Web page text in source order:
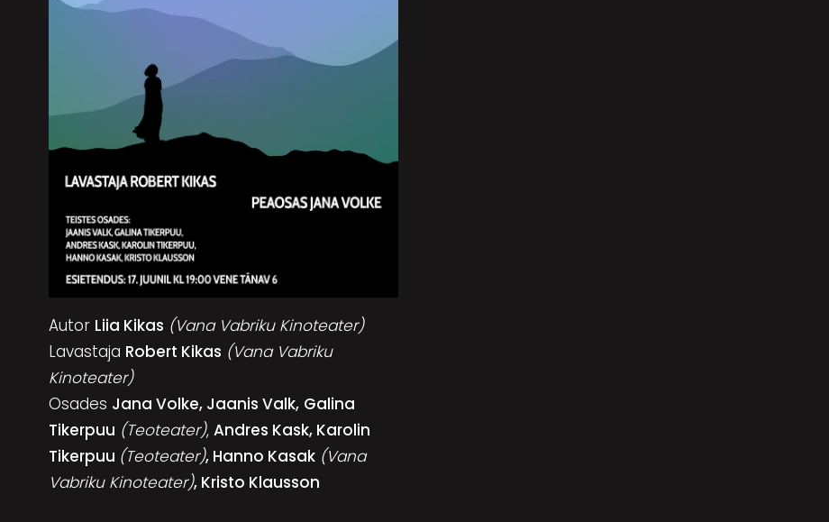
Autor Liia Kikas (Vana Vabriku Kinoteater)
Lavastaja Robert Kikas (Vana Vabriku
Kinoteater)
Osades Jana Volke, Jaanis Valk, Galina
Tikerpuu (Teoteater), Andres Kask, Karolin
Tikerpuu (Teoteater), Hanno Kasak (Vana
Vabriku Kinoteater), Kristo Klausson